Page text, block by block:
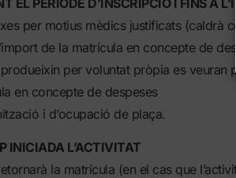
per motius mèdics justificats (caldrà
de la matrícula en concepte de
per voluntat pròpia es veuran
en concepte de despeses
i d’ocupació de plaça.
INICIADA L’ACTIVITAT
la matrícula (en el cas que